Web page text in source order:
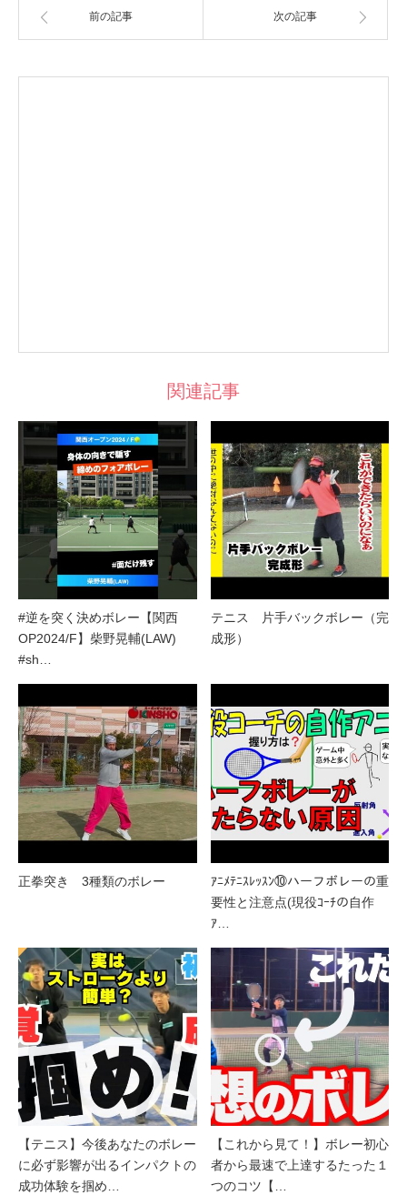
前の記事 次の記事
関連記事
#逆を突く決めボレー【関西
OP2024/F】柴野晃輔(LAW)
#sh…
テニス 片手バックボレー（完
成形）
正拳突き 3種類のボレー
ｱﾆﾒﾃﾆｽﾚｯｽﾝ⑩ハーフボレーの重
要性と注意点(現役ｺｰﾁの自作
ｱ…
【テニス】今後あなたのボレー
に必ず影響が出るインパクトの
成功体験を掴め…
【これから見て！】ボレー初心
者から最速で上達するたった１
つのコツ【…